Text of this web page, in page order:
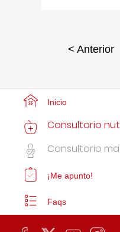
< Anterior
Inicio
Consultorio
Consultorio
¡Me apunto!
Faqs